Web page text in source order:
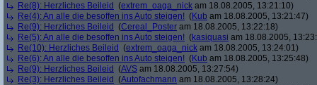
Re(8): Herzliches Beileid (extrem_oaga_nick am 18.08.2005, 13:21:10)
Re(4): An alle die besoffen ins Auto steigen! (Kub am 18.08.2005, 13:21:47)
Re(9): Herzliches Beileid (Cereal_Poster am 18.08.2005, 13:22:18)
Re(5): An alle die besoffen ins Auto steigen! (kasiquasi am 18.08.2005,
Re(10): Herzliches Beileid (extrem_oaga_nick am 18.08.2005, 13:24:01)
Re(6): An alle die besoffen ins Auto steigen! (Kub am 18.08.2005, 13:25:48)
Re(9): Herzliches Beileid (AVS am 18.08.2005, 13:27:54)
Re(3): Herzliches Beileid (Autofachmann am 18.08.2005, 13:28:24)